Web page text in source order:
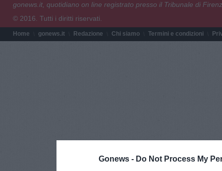
Gonews - Do Not Process My
gonews.it, quotidiano on line registrato presso il Tribunale di
© 2016. Tutti i diritti riservati.
Home gonews.it Redazione Chi siamo Termini e condizioni